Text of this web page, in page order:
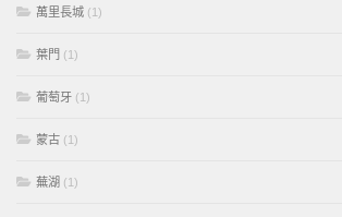
萬里長城 (1)
葉門 (1)
葡萄牙 (1)
蒙古 (1)
蕪湖 (1)